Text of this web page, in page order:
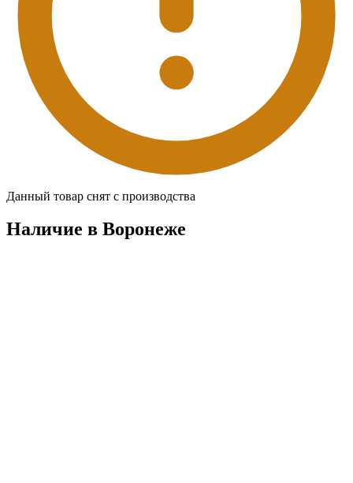
Данный товар снят с производства
Наличие в Воронежe